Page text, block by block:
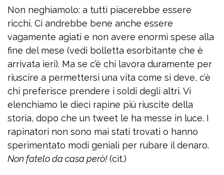
Non neghiamolo: a tutti piacerebbe essere
ricchi. Ci andrebbe bene anche essere
vagamente agiati e non avere enormi spese alla
fine del mese (vedi bolletta esorbitante che è
arrivata ieri). Ma se c’è chi lavora duramente per
riuscire a permettersi una vita come si deve, c’è
chi preferisce prendere i soldi degli altri. Vi
elenchiamo le dieci rapine più riuscite della
storia, dopo che un tweet le ha messe in luce. I
rapinatori non sono mai stati trovati o hanno
sperimentato modi geniali per rubare il denaro.
Non fatelo da casa però!(cit.)